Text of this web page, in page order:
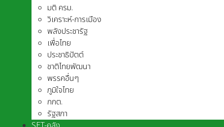
มติ ครม.
วิเคราะห์-การเมือง
พลังประชารัฐ
เพื่อไทย
ประชาธิปัตต์
ชาติไทยพัฒนา
พรรคอื่นๆ
ภูมิใจไทย
กกต.
รัฐสภา